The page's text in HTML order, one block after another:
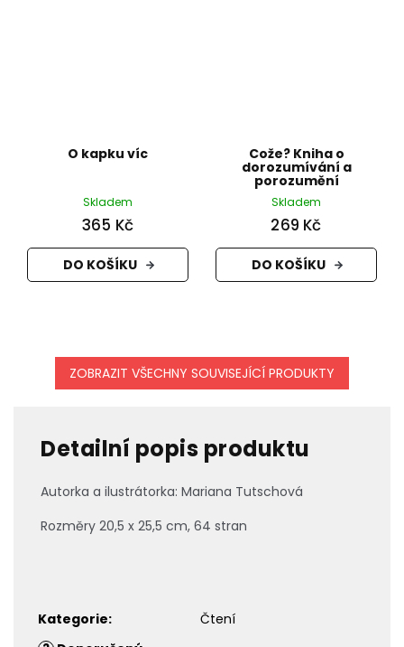
O kapku víc
Skladem
365 Kč
DO KOŠÍKU
Cože? Kniha o
dorozumívání a
porozumění
Skladem
269 Kč
DO KOŠÍKU
ZOBRAZIT VŠECHNY SOUVISEJÍCÍ PRODUKTY
Detailní popis produktu
Autorka a ilustrátorka: Mariana Tutschová
Rozměry 20,5 x 25,5 cm, 64 stran
Kategorie:
Čtení